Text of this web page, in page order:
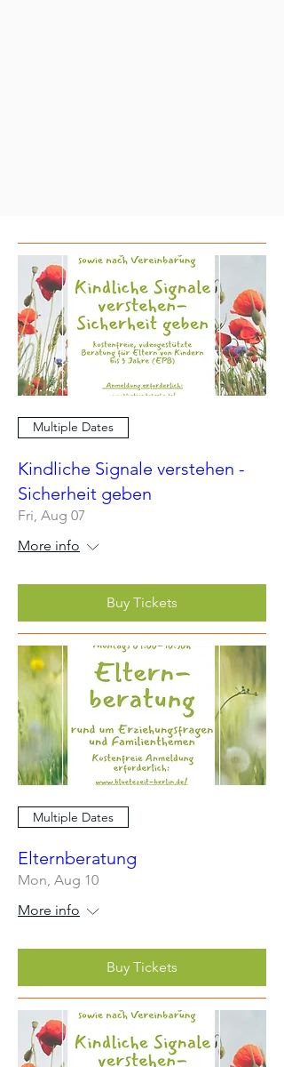
Multiple Dates
Kindliche Signale verstehen -
Sicherheit geben
Fri, Aug 07
More info
Buy Tickets
Multiple Dates
Elternberatung
Mon, Aug 10
More info
Buy Tickets